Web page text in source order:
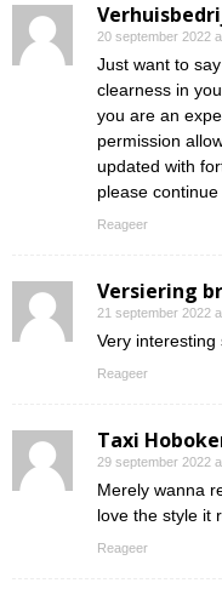
20 september 2022
Just want to
clearness in
you are an
permission
updated with
please
Reageer
Versiering
21 september 2022
Very
Reageer
Taxi
29 september 2022
Merely wanna
love the style it
Reageer